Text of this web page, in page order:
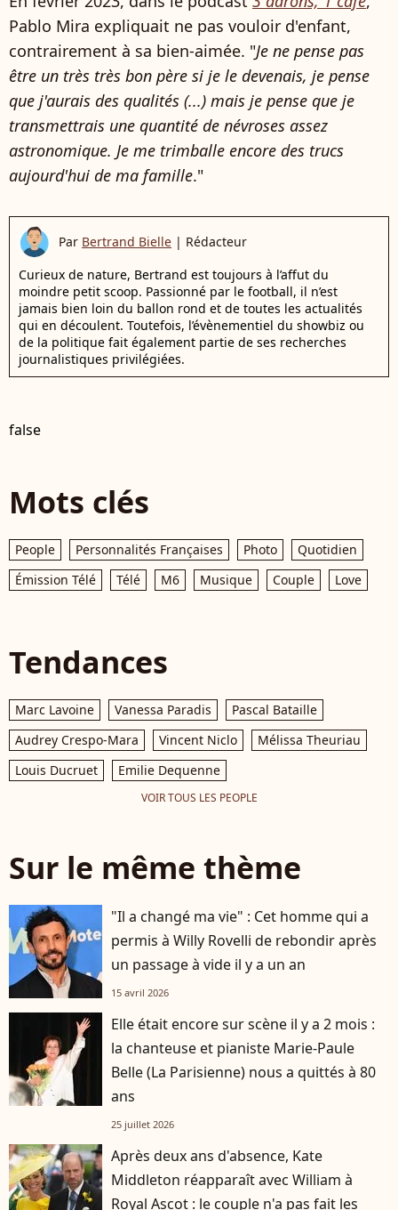
Pablo Mira expliquait ne pas vouloir d'enfant,
contrairement à sa bien-aimée. "Je ne pense pas
être un très très bon père si je le devenais, je pense
que j'aurais des qualités (...) mais je pense que je
transmettrais une quantité de névroses assez
astronomique. Je me trimballe encore des trucs
aujourd'hui de ma famille."
Par Bertrand Bielle | Rédacteur
Curieux de nature, Bertrand est toujours à l’affut du
moindre petit scoop. Passionné par le football, il n’est
jamais bien loin du ballon rond et de toutes les actualités
qui en découlent. Toutefois, l’évènementiel du showbiz ou
de la politique fait également partie de ses recherches
journalistiques privilégiées.
false
Mots clés
People Personnalités Françaises Photo
Quotidien
Émission Télé
Télé M6 Musique Couple Love
Tendances
Marc Lavoine Vanessa Paradis
Pascal Bataille
Audrey Crespo-Mara
Vincent Niclo
Mélissa Theuriau
Louis Ducruet
Emilie Dequenne
VOIR TOUS LES PEOPLE
Sur le même thème
"Il a changé ma vie" : Cet homme qui a
permis à Willy Rovelli de rebondir après
un passage à vide il y a un an
15 avril 2026
Elle était encore sur scène il y a 2 mois :
la chanteuse et pianiste Marie-Paule
Belle (La Parisienne) nous a quittés à 80
ans
25 juillet 2026
Après deux ans d'absence, Kate
Middleton réapparaît avec William à
Royal Ascot : le couple n'a pas fait les